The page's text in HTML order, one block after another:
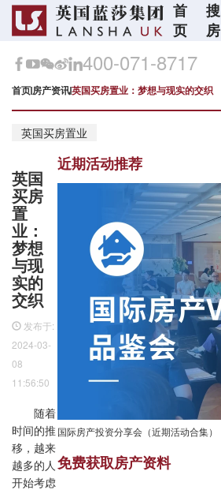
首
页
搜
房
400-071-8717
首页房产资讯英国买房置业：梦想与现实的交织
英国买房置业
英国
买房
置
业：
梦想
与现
实的
交织
发布于:
2024-03-
08
11:56:50
随着
时间的推
移，越来
越多的人
开始考虑
近期活动推荐
国际房产投资分享会（近期活动合集）
免费获取房产资料